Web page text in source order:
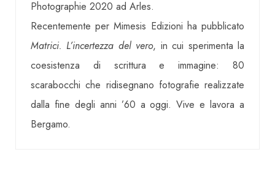
Photographie 2020 ad Arles.
Recentemente per Mimesis Edizioni ha pubblicato
Matrici. L’incertezza del vero, in cui sperimenta la
coesistenza di scrittura e immagine: 80
scarabocchi che ridisegnano fotografie realizzate
dalla fine degli anni ’60 a oggi. Vive e lavora a
Bergamo.